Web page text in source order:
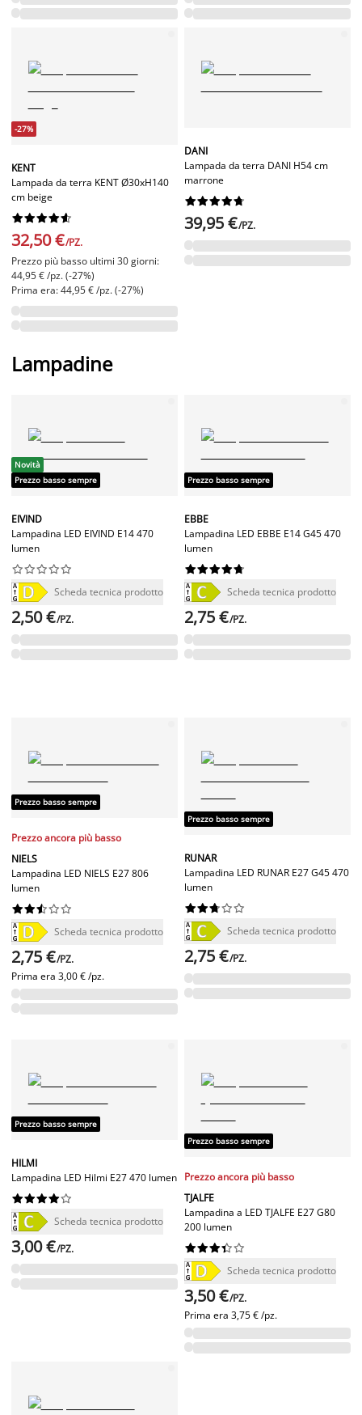
-27%
KENT
Lampada da terra KENT Ø30xH140
cm beige






32,50 €/PZ.
Prezzo più basso ultimi 30 giorni:
44,95 € /pz. (-27%)
Prima era: 44,95 € /pz. (-27%)
DANI
Lampada da terra DANI H54 cm
marrone






39,95 €/PZ.
Lampadine
Novità
Prezzo basso sempre
EIVIND
Lampadina LED EIVIND E14 470
lumen






Scheda tecnica prodotto
2,50 €/PZ.
Prezzo basso sempre
EBBE
Lampadina LED EBBE E14 G45 470
lumen






Scheda tecnica prodotto
2,75 €/PZ.
Prezzo basso sempre
Prezzo ancora più basso
NIELS
Lampadina LED NIELS E27 806
lumen






Scheda tecnica prodotto
2,75 €/PZ.
Prima era 3,00 € /pz.
Prezzo basso sempre
RUNAR
Lampadina LED RUNAR E27 G45 470
lumen






Scheda tecnica prodotto
2,75 €/PZ.
Prezzo basso sempre
HILMI
Lampadina LED Hilmi E27 470 lumen






Scheda tecnica prodotto
3,00 €/PZ.
Prezzo basso sempre
Prezzo ancora più basso
TJALFE
Lampadina a LED TJALFE E27 G80
200 lumen






Scheda tecnica prodotto
3,50 €/PZ.
Prima era 3,75 € /pz.